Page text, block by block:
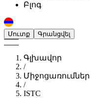
Բլոգ
Մուտք Գրանցվել
Գլխավոր
/
Միջոցառումներ
/
ISTC